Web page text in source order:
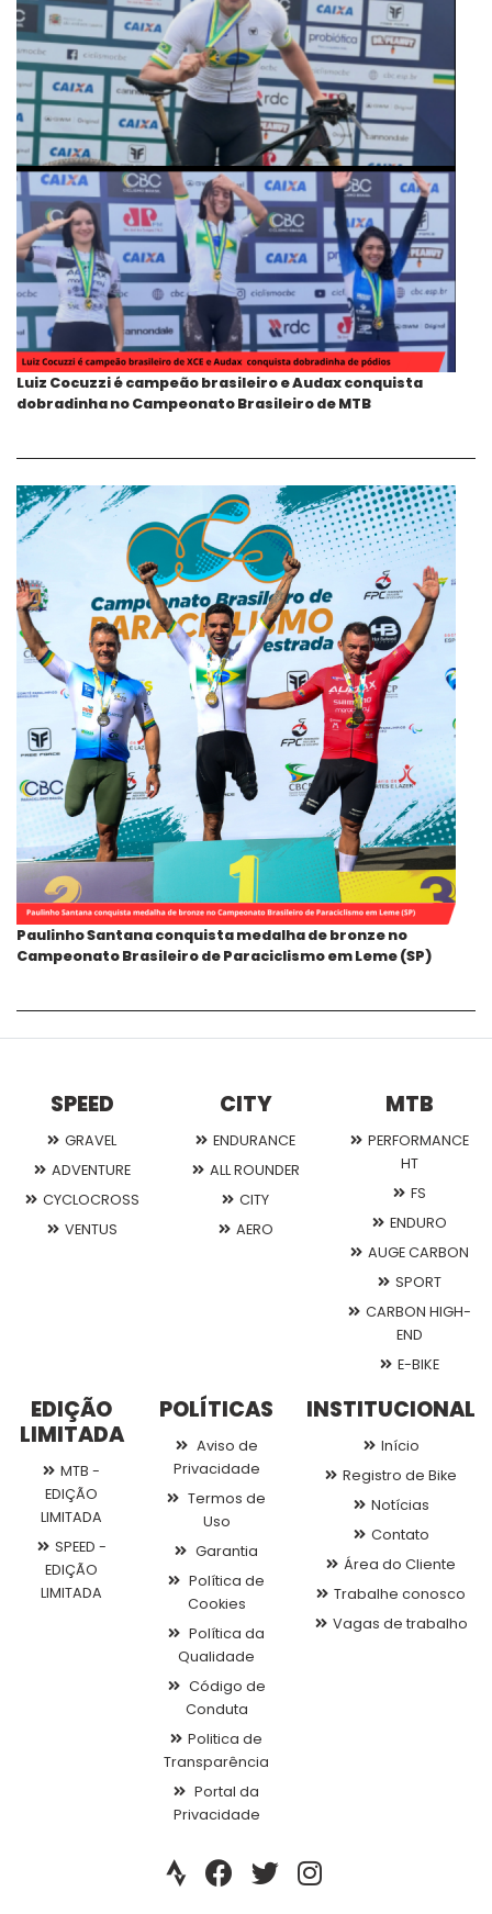
Luiz Cocuzzi é campeão brasileiro e Audax conquista
dobradinha no Campeonato Brasileiro de MTB
Paulinho Santana conquista medalha de bronze no
Campeonato Brasileiro de Paraciclismo em Leme (SP)
SPEED
GRAVEL
ADVENTURE
CYCLOCROSS
VENTUS
CITY
ENDURANCE
ALL ROUNDER
CITY
AERO
MTB
PERFORMANCE
HT
FS
ENDURO
AUGE CARBON
SPORT
CARBON HIGH-
END
E-BIKE
EDIÇÃO
LIMITADA
MTB -
EDIÇÃO
LIMITADA
SPEED -
EDIÇÃO
LIMITADA
POLÍTICAS
Aviso de
Privacidade
Termos de
Uso
Garantia
Política de
Cookies
Política da
Qualidade
Código de
Conduta
Politica de
Transparência
Portal da
Privacidade
INSTITUCIONAL
Início
Registro de Bike
Notícias
Contato
Área do Cliente
Trabalhe conosco
Vagas de trabalho